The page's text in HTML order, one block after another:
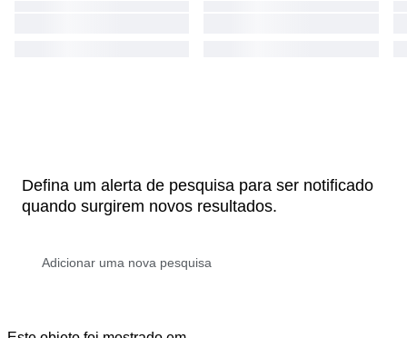
Defina um alerta de pesquisa para ser notificado
quando surgirem novos resultados.